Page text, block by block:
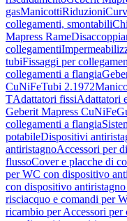
gasManicottiRiduzioni
collegamenti, smontabili
Mapress Rame
collegamenti
tubiFissaggi per
collegamenti a flangia
CuNiFeTubi 2.1972
TAdattatori fissiAdattatori
Geberit Mapress CuNiFe
collegamenti a flangia
potabileDispositivi
antiristagnoAccessori per
flussoCover e placche di
per WC con dispositivo
con dispositivo
risciacquo e comandi per
ricambio per Accessori per